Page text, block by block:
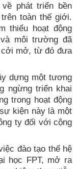
phát triển bền
toàn thế giới.
thiểu hoạt động
môi trường đã
mở, từ đó đưa
dựng một tương
ngừng triển khai
trong hoạt động
kiện này là một
ty đối với cộng
đào tạo thế hệ
học FPT, mở ra